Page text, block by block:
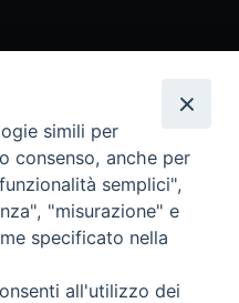
Digitale
simili per
consenso, anche per
semplici",
"misurazione" e
specificato nella
all'utilizzo dei